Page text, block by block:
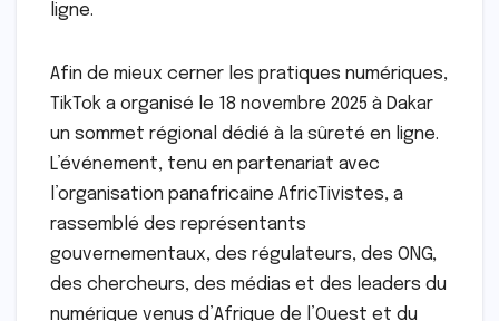
ligne.
Afin de mieux cerner les pratiques numériques,
TikTok a organisé le 18 novembre 2025 à Dakar
un sommet régional dédié à la sûreté en ligne.
L’événement, tenu en partenariat avec
l’organisation panafricaine AfricTivistes, a
rassemblé des représentants
gouvernementaux, des régulateurs, des ONG,
des chercheurs, des médias et des leaders du
numérique venus d’Afrique de l’Ouest et du